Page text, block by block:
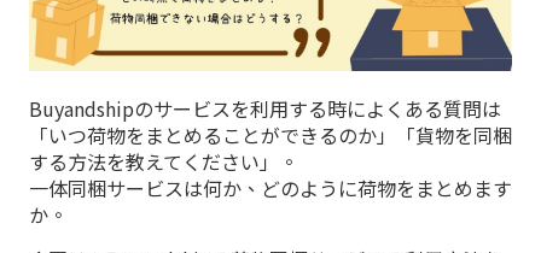
Buyandshipのサービスを利用する時によくある質問は
「いつ荷物をまとめることができるのか」「貨物を同梱
する方法を教えてください」。
一体同梱サービスは何か、どのように荷物をまとめます
か。